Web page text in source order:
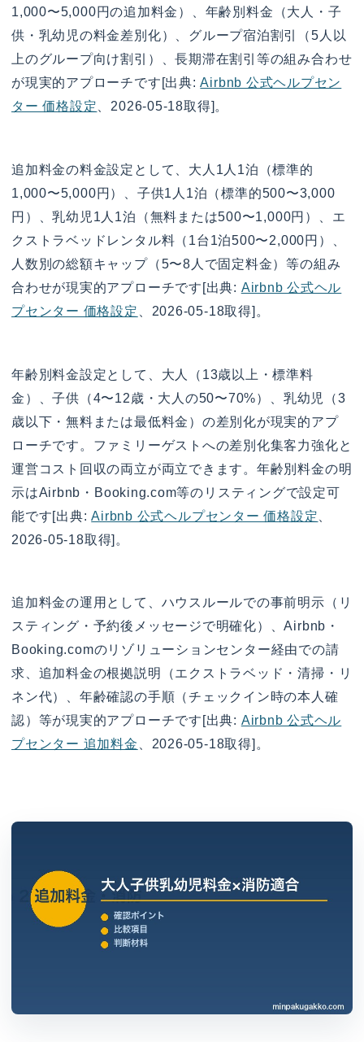
1,000〜5,000円の追加料金）、年齢別料金（大人・子
供・乳幼児の料金差別化）、グループ宿泊割引（5人以
上のグループ向け割引）、長期滞在割引等の組み合わせ
が現実的アプローチです[出典:Airbnb 公式ヘルプセン
ター 価格設定 、2026-05-18取得]。
追加料金の料金設定として、大人1人1泊（標準的
1,000〜5,000円）、子供1人1泊（標準的500〜3,000
円）、乳幼児1人1泊（無料または500〜1,000円）、エ
クストラベッドレンタル料（1台1泊500〜2,000円）、
人数別の総額キャップ（5〜8人で固定料金）等の組み
合わせが現実的アプローチです[出典: Airbnb 公式ヘル
プセンター 価格設定
、2026-05-18取得]。
年齢別料金設定として、大人（13歳以上・標準料
金）、子供（4〜12歳・大人の50〜70%）、乳幼児（3
歳以下・無料または最低料金）の差別化が現実的アプ
ローチです。ファミリーゲストへの差別化集客力強化と
運営コスト回収の両立が両立できます。年齢別料金の明
示はAirbnb・Booking.com等のリスティングで設定可
能です[出典:Airbnb 公式ヘルプセンター 価格設定
2026-05-18取得]。
追加料金の運用として、ハウスルールでの事前明示（リ
スティング・予約後メッセージで明確化）、Airbnb・
Booking.comのリゾリューションセンター経由での請
求、追加料金の根拠説明（エクストラベッド・清掃・リ
ネン代）、年齢確認の手順（チェックイン時の本人確
認）等が現実的アプローチです[出典: Airbnb 公式ヘル
プセンター 追加料金 、2026-05-18取得]。